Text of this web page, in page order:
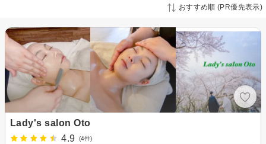
おすすめ順 (PR優先表示)
Lady's salon Oto
4.9
(4件)